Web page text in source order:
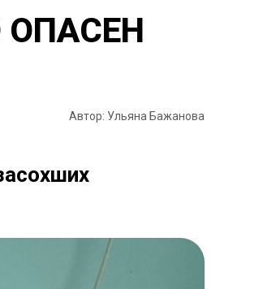
ОПАСЕН
Автор: Ульяна Бажанова